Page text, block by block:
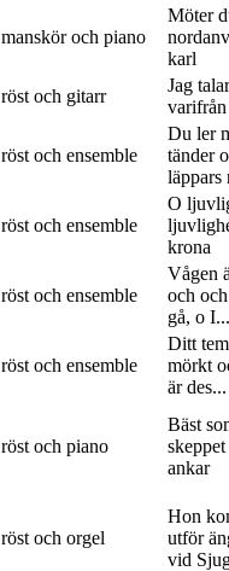
manskör och piano
Möter
karl
röst och gitarr
Jag
röst och ensemble
Du ler
tänder
läppars
röst och ensemble
O
krona
röst och ensemble
Vågen
och
gå, o I...
röst och ensemble
Ditt
mörkt
är des...
röst och piano
Bäst
ankar
röst och orgel
Hon
utför
vid